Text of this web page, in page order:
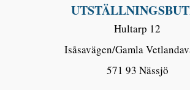
Hultarp 12
Isåsavägen/Gamla
571 93 Nässjö